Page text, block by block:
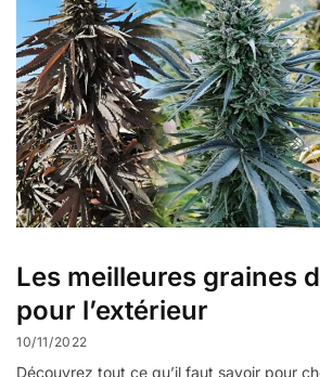
Les meilleures graines
pour l’extérieur
10/11/2022
Découvrez tout ce qu’il faut savoir pour